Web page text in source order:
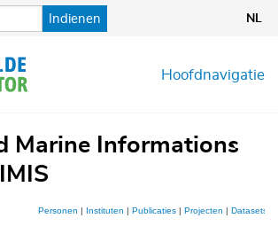
Indienen NL
Hoofdnavigatie
Marine Informations
Personen | Instituten | Publicaties| Projecten | Datasets